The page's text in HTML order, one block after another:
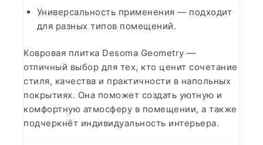
Универсальность применения — подходит
для разных типов помещений.
Ковровая плитка Desoma Geometry —
отличный выбор для тех, кто ценит сочетание
стиля, качества и практичности в напольных
покрытиях. Она поможет создать уютную и
комфортную атмосферу в помещении, а также
подчеркнёт индивидуальность интерьера.